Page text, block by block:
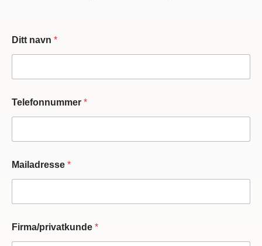
Ditt navn *
Telefonnummer *
Mailadresse *
Firma/privatkunde *